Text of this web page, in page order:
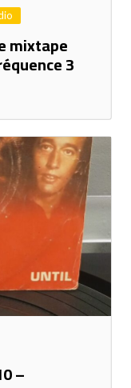
mixtape
3
–